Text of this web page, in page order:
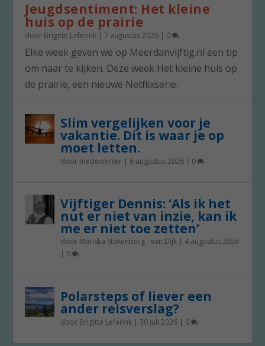
Jeugdsentiment: Het kleine
huis op de prairie
door Brigitte Leferink |7 augustus 2026 | 0
Elke week geven we op Meerdanvijftig.nl een tip
om naar te kijken. Deze week Het kleine huis op
de prairie, een nieuwe Netflixserie.
Slim vergelijken voor je
vakantie. Dit is waar je op
moet letten.
door medewerker | 6 augustus 2026 | 0
Vijftiger Dennis: ‘Als ik het
nut er niet van inzie, kan ik
me er niet toe zetten’
door Mariska Stakenburg - van Dijk | 4 augustus 2026
| 0
Polarsteps of liever een
ander reisverslag?
door Brigitte Leferink | 30 juli 2026 | 0